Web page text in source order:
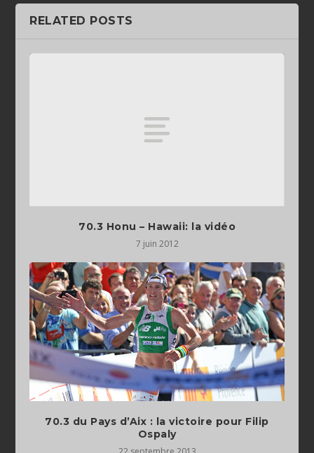
RELATED POSTS
70.3 Honu – Hawaii: la vidéo
7 juin 2012
70.3 du Pays d’Aix : la victoire pour Filip
Ospaly